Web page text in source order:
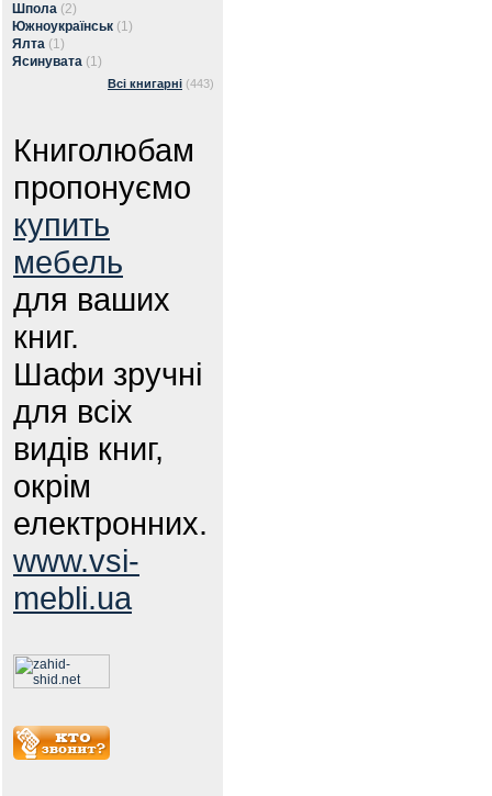
Шпола (2)
Южноукраїнськ (1)
Ялта (1)
Ясинувата (1)
Всі книгарні (443)
Книголюбам
пропонуємо
купить
мебель
для ваших
книг.
Шафи зручні
для всіх
видів книг,
окрім
електронних.
www.vsi-
mebli.ua